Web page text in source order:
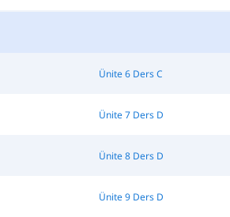
Ünite 6 Ders C
Ünite 7 Ders D
Ünite 8 Ders D
Ünite 9 Ders D